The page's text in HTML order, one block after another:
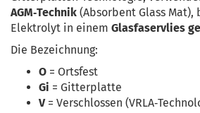
AGM‑Technik (Absorbent Glass
Elektrolyt in einem Glasfaservlies
Die Bezeichnung:
O = Ortsfest
Gi = Gitterplatte
V = Verschlossen